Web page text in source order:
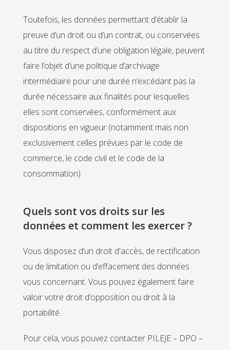
Toutefois, les données permettant d’établir la
preuve d’un droit ou d’un contrat, ou conservées
au titre du respect d’une obligation légale, peuvent
faire l’objet d’une politique d’archivage
intermédiaire pour une durée n’excédant pas la
durée nécessaire aux finalités pour lesquelles
elles sont conservées, conformément aux
dispositions en vigueur (notamment mais non
exclusivement celles prévues par le code de
commerce, le code civil et le code de la
consommation).
Quels sont vos droits sur les
données et comment les exercer ?
Vous disposez d’un droit d'accès, de rectification
ou de limitation ou d’effacement des données
vous concernant. Vous pouvez également faire
valoir votre droit d’opposition ou droit à la
portabilité.
Pour cela, vous pouvez contacter PILEJE – DPO –